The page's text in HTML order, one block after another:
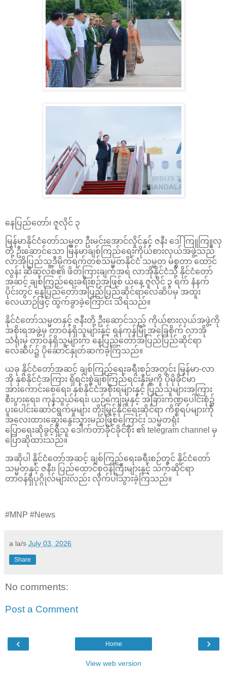
နေပြည်တော်၊ ဇူလိုင် ၃
မြန်မာနိုင်ငံတော်သမ္မတ ဦးမင်းအောင်လှိုင်နှင့် ဇနီး ဒေါ်ကြူကြူလှ
တို့ ဦးဆောင်သော မြန်မာချစ်ကြည်ရေးကိုယ်စားလှယ်အဖွဲ့သည်
လာအိုပြည်သူ့ဒီမိုကရက်တစ်သမ္မတနိုင်ငံ သမ္မတ မစ္စတာ ထောင်
လွန်း ဆီဆုလစ်၏ ဖိတ်ကြားချက်အရ လာအိုနိုင်ငံသို့ နိုင်ငံတော်
အဆင့် ချစ်ကြည်ရေးခရီးစဉ်အဖြစ် ယနေ့ ဇူလိုင် ၃ ရက် နံနက်
ပိုင်းတွင် နေပြည်တော်အပြည်ပြည်ဆိုင်ရာလေဆိပ်မှ အထူး
လေယာဉ်ဖြင့် ထွက်ခွာခဲ့ကြောင်း သိရသည်။
နိုင်ငံတော်သမ္မတနှင့် ဇနီးတို့ ဦးဆောင်သည့် ကိုယ်စားလှယ်အဖွဲ့ကို
အစိုးရအဖွဲ့မှ တာဝန်ရှိသူများနှင့် ရန်ကုန်မြို့အခြေစိုက် လာအို
သံရုံးမှ တာဝန်ရှိသူများက နေပြည်တော်အပြည်ပြည်ဆိုင်ရာ
လေဆိပ်၌ ပိုဆောင်နှုတ်ဆက်ခဲ့ကြသည်။
ယခု နိုင်ငံတော်အဆင့် ချစ်ကြည်ရေးခရီးစဉ်အတွင်း မြန်မာ-လာ
အို နှစ်နိုင်ငံအကြား ရှိရင်းစွဲချစ်ကြည်ရင်းနှီးမှုကို ပိုမိုခိုင်မာ
အားကောင်းစေရေး၊ နှစ်နိုင်ငံအစိုးရများနှင့် ပြည်သူများအကြား
စီးပွားရေး၊ ကုန်သွယ်ရေး၊ ယဉ်ကျေးမှုနှင့် အခြားကဏ္ဍပေါင်းစုံ၌
ပူးပေါင်းဆောင်ရွက်မှုများ တိုးမြှင့်နိုင်ရေးဆိုင်ရာ ကိစ္စရပ်များကို
အလေးထားဆွေးနွေးသွားမည်ဖြစ်ကြောင်း သမ္မတရုံး
ပြောရေးဆိုခွင့်ရှိသူ ဒေါက်တာခိုင်ခိုင်စိုး ၏ telegram channel မှ
ပြောဆိုထားသည်။
အဆိုပါ နိုင်ငံတော်အဆင့် ချစ်ကြည်ရေးခရီးစဉ်တွင် နိုင်ငံတော်
သမ္မတနှင့် ဇနီး၊ ပြည်ထောင်စုဝန်ကြီးများနှင့် သက်ဆိုင်ရာ
တာဝန်ရှိပုဂ္ဂိုလ်များလည်း လိုက်ပါသွားခဲ့ကြသည်။
#MNP #News
a la/s July 03, 2026
Share
No comments:
Post a Comment
‹ ›
Home
View web version